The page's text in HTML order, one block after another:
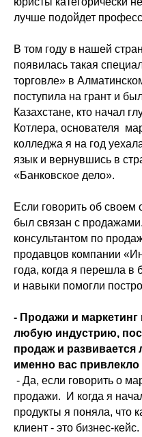
лучше подойдет
В том году в нашей
появилась такая
торговле» в
поступила на грант и
Казахстане, кто начал
Котлера, основателя
колледжа я на год
язык и вернувшись в
«Банковское дело».
Если говорить об своем
был связан с
консультантом по
продавцов компании
года, когда я перешла в
и навыки помогли
- Продажи и маркетинг
любую индустрию,
продаж и
именно вас привлекло
- Да, если говорить о
продажи. И когда я
продукты я поняла, что
клиент - это бизнес-кейс.